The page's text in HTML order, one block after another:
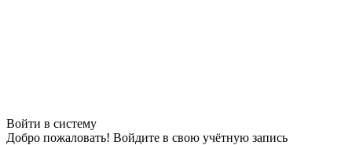
Войти в систему
Добро пожаловать! Войдите в свою учётную запись